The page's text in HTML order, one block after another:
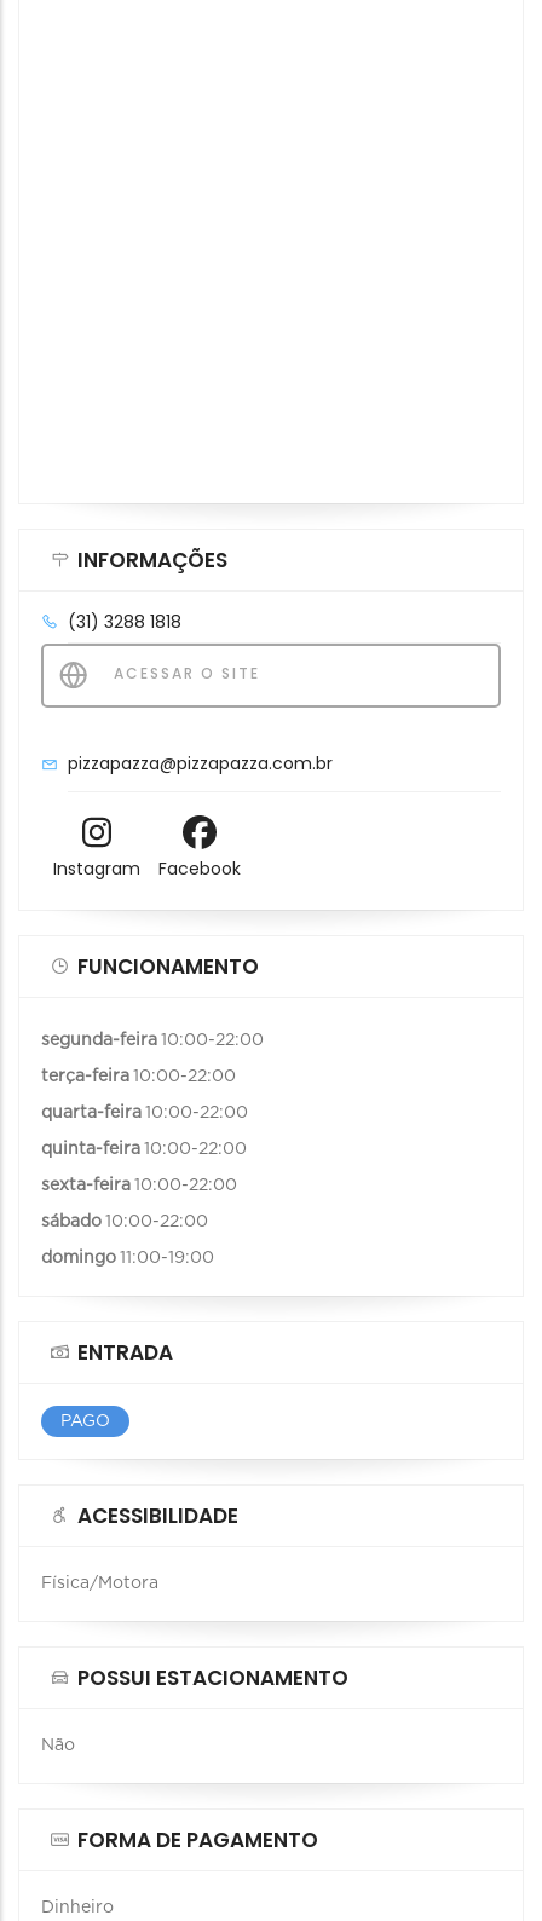
INFORMAÇÕES
(31) 3288 1818
ACESSAR O SITE
pizzapazza@pizzapazza.com.br
Instagram Facebook
FUNCIONAMENTO
segunda-feira 10:00-22:00
terça-feira 10:00-22:00
quarta-feira 10:00-22:00
quinta-feira 10:00-22:00
sexta-feira 10:00-22:00
sábado 10:00-22:00
domingo 11:00-19:00
ENTRADA
PAGO
ACESSIBILIDADE
Física/Motora
POSSUI ESTACIONAMENTO
Não
FORMA DE PAGAMENTO
Dinheiro